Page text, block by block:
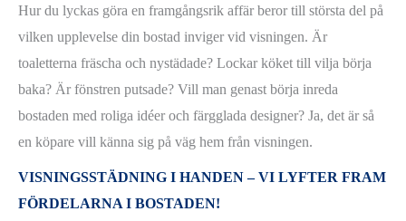
Hur du lyckas göra en framgångsrik affär beror till största del på
vilken upplevelse din bostad inviger vid visningen. Är
toaletterna fräscha och nystädade? Lockar köket till vilja börja
baka? Är fönstren putsade? Vill man genast börja inreda
bostaden med roliga idéer och färgglada designer? Ja, det är så
en köpare vill känna sig på väg hem från visningen.
VISNINGSSTÄDNING I HANDEN – VI LYFTER FRAM
FÖRDELARNA I BOSTADEN!